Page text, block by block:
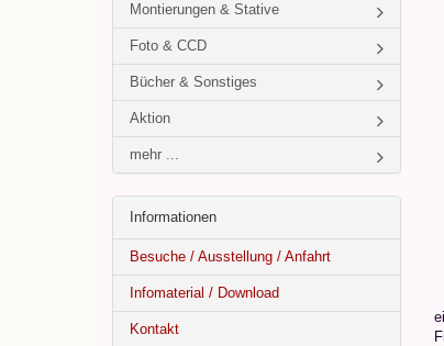
Montierungen & Stative
Foto & CCD
Bücher & Sonstiges
Aktion
mehr ...
Informationen
Besuche / Ausstellung / Anfahrt
Infomaterial / Download
Kontakt